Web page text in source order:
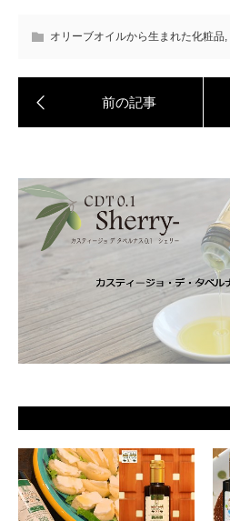
オリーブオイルから生まれた化粧品,